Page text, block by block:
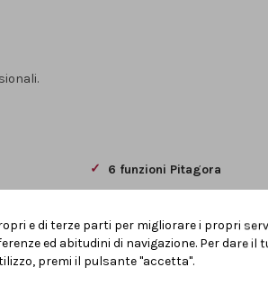
6 funzioni Pitagora
Squadretta per diagonali
e di terze parti per migliorare i propri
ed abitudini di navigazione. Per dare il
premi il pulsante "accetta".